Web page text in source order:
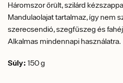
Háromszor őrült, szilárd
Mandulaolajat tartalmaz, így nem
szerecsendió, szegfűszeg és
Alkalmas mindennapi használatra.
Súly: 150 g